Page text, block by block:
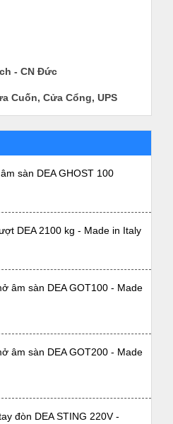
- CN Đức
Cuốn, Cửa Cổng, UPS
sàn DEA GHOST 100
DEA 2100 kg - Made in Italy
âm sàn DEA GOT100 - Made
âm sàn DEA GOT200 - Made
đòn DEA STING 220V -